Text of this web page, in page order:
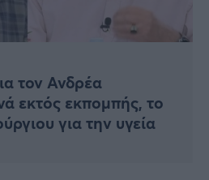
τον Ανδρέα
εκτός εκπομπής, το
για την υγεία